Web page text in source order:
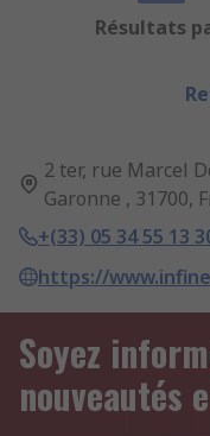
Résultats
2 ter, rue Marcel
Garonne , 31700,
+(33) 05 34 55 13
https://
Soyez
nouveautés